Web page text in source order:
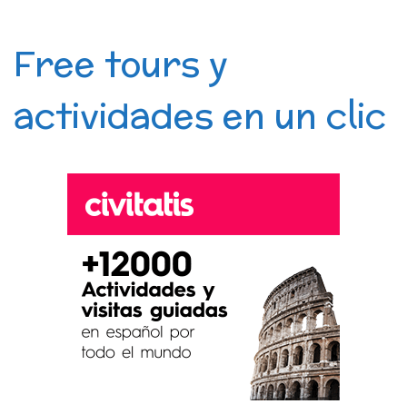
Free tours y
actividades en un clic